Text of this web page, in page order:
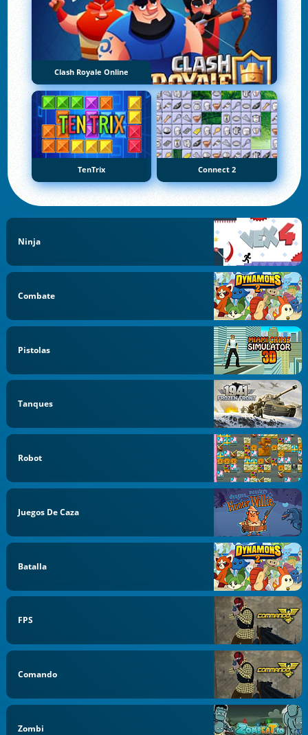
Clash Royale Online
TenTrix Connect 2
Ninja
Combate
Pistolas
Tanques
Robot
Juegos De Caza
Batalla
FPS
Comando
Zombi